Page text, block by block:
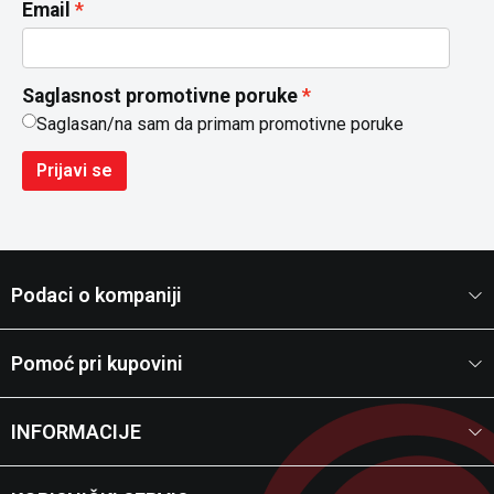
Email
Saglasnost promotivne poruke
Saglasan/na sam da primam promotivne poruke
Prijavi se
Podaci o kompaniji
Pomoć pri kupovini
INFORMACIJE